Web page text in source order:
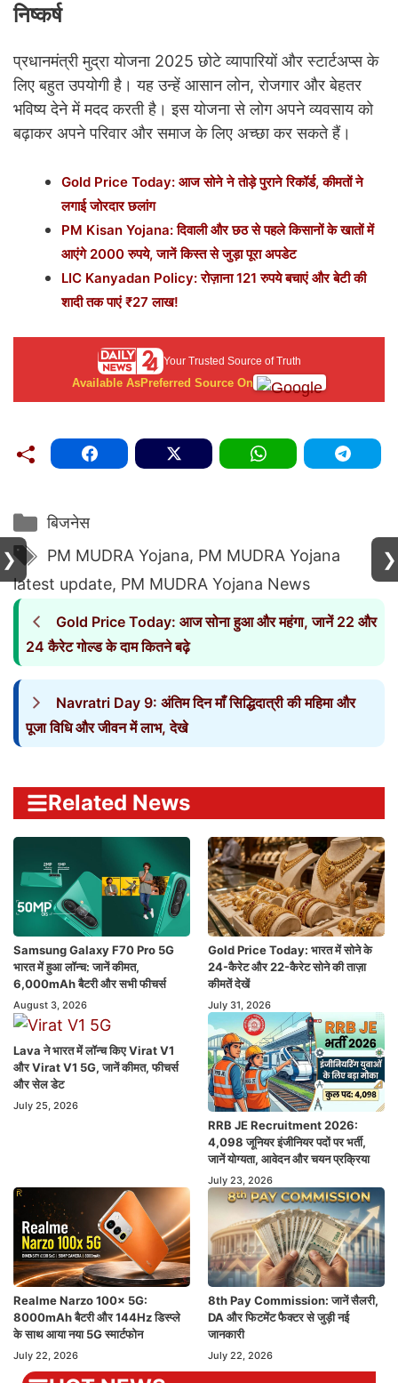
निष्कर्ष
प्रधानमंत्री मुद्रा योजना 2025 छोटे व्यापारियों और स्टार्टअप्स के
लिए बहुत उपयोगी है। यह उन्हें आसान लोन, रोजगार और बेहतर
भविष्य देने में मदद करती है। इस योजना से लोग अपने व्यवसाय को
बढ़ाकर अपने परिवार और समाज के लिए अच्छा कर सकते हैं।
Gold Price Today: आज सोने ने तोड़े पुराने रिकॉर्ड, कीमतों ने
लगाई जोरदार छलांग
PM Kisan Yojana: दिवाली और छठ से पहले किसानों के खातों में
आएंगे 2000 रुपये, जानें किस्त से जुड़ा पूरा अपडेट
LIC Kanyadan Policy: रोज़ाना 121 रुपये बचाएं और बेटी की
शादी तक पाएं ₹27 लाख!
Your Trusted Source of Truth
Available AsPreferred Source On
Categories
बिजनेस
Tags
PM MUDRA Yojana, PM MUDRA Yojana
latest update, PM MUDRA Yojana News
Gold Price Today: आज सोना हुआ और महंगा, जानें 22 और
24 कैरेट गोल्ड के दाम कितने बढ़े
Navratri Day 9: अंतिम दिन माँ सिद्धिदात्री की महिमा और
पूजा विधि और जीवन में लाभ, देखे
Related News
Samsung Galaxy F70 Pro 5G
भारत में हुआ लॉन्च: जानें कीमत,
6,000mAh बैटरी और सभी फीचर्स
August 3, 2026
Gold Price Today: भारत में सोने के
24-कैरेट और 22-कैरेट सोने की ताज़ा
कीमतें देखें
July 31, 2026
Lava ने भारत में लॉन्च किए Virat V1
और Virat V1 5G, जानें कीमत, फीचर्स
और सेल डेट
July 25, 2026
RRB JE Recruitment 2026:
4,098 जूनियर इंजीनियर पदों पर भर्ती,
जानें योग्यता, आवेदन और चयन प्रक्रिया
July 23, 2026
Realme Narzo 100x 5G:
8000mAh बैटरी और 144Hz डिस्प्ले
के साथ आया नया 5G स्मार्टफोन
July 22, 2026
8th Pay Commission: जानें सैलरी,
DA और फिटमेंट फैक्टर से जुड़ी नई
जानकारी
July 22, 2026
❯ ❯